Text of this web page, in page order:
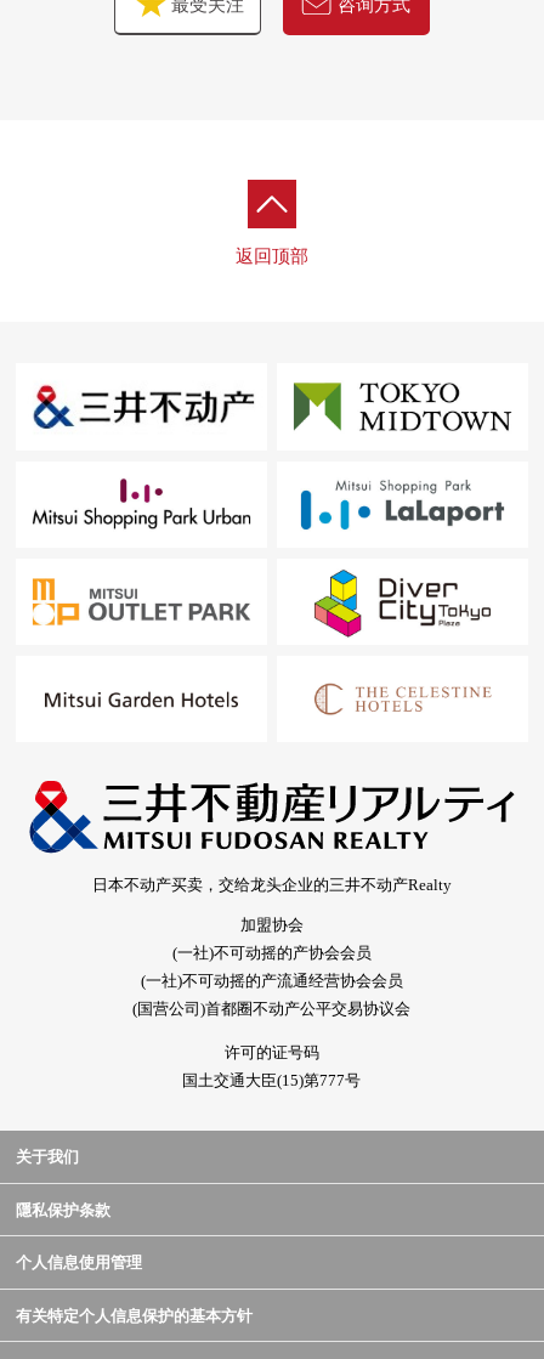
最受关注 咨询方式
返回顶部
日本不动产买卖，交给龙头企业的三井不动产Realty
加盟协会
(一社)不可动摇的产协会会员
(一社)不可动摇的产流通经营协会会员
(国营公司)首都圈不动产公平交易协议会
许可的证号码
国土交通大臣(15)第777号
关于我们
隱私保护条款
个人信息使用管理
有关特定个人信息保护的基本方针